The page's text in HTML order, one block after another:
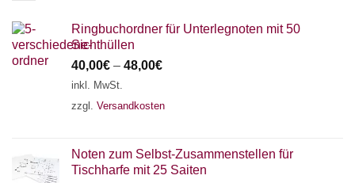
Ringbuchordner für Unterlegnoten mit 50
Sichthüllen
40,00€ – 48,00€
inkl. MwSt.
zzgl. Versandkosten
Noten zum Selbst-Zusammenstellen für
Tischharfe mit 25 Saiten